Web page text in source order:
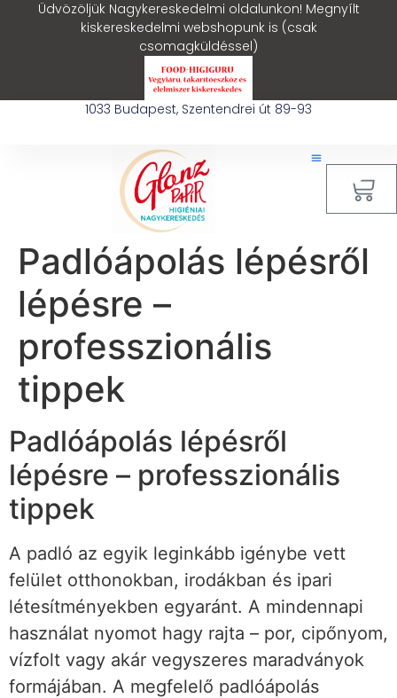
Üdvözöljük Nagykereskedelmi oldalunkon! Megnyílt
kiskereskedelmi webshopunk is (csak
csomagküldéssel)
1033 Budapest, Szentendrei út 89-93
Padlóápolás lépésről
lépésre –
professzionális
tippek
Padlóápolás lépésről
lépésre – professzionális
tippek
A padló az egyik leginkább igénybe vett
felület otthonokban, irodákban és ipari
létesítményekben egyaránt. A mindennapi
használat nyomot hagy rajta – por, cipőnyom,
vízfolt vagy akár vegyszeres maradványok
formájában. A megfelelő padlóápolás